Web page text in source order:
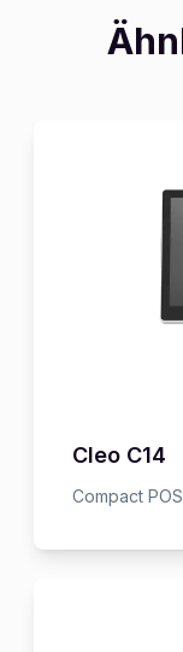
Cleo C14
Compact